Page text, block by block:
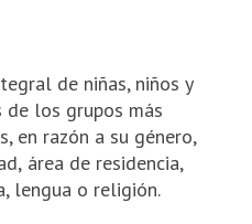
de niñas, niños y
los grupos más
en razón a su género,
área de residencia,
lengua o religión.